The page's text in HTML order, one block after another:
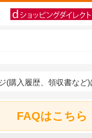
(購入履歴、領収書など)
FAQはこちら